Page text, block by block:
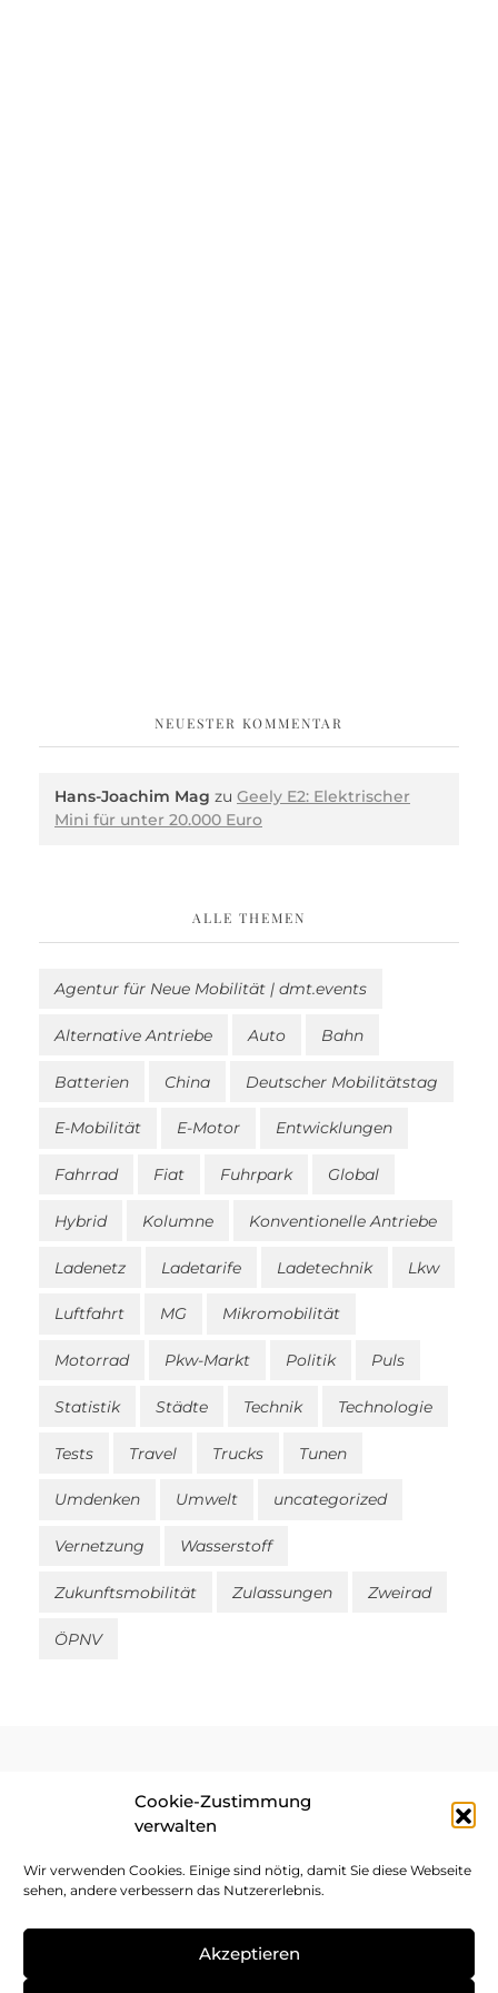
Cookie-Zustimmung
verwalten
Wir verwenden Cookies. Einige sind nötig, damit Sie diese Webseite
sehen, andere verbessern das Nutzererlebnis.
Akzeptieren
NEUESTER KOMMENTAR
Hans-Joachim Mag zu Geely E2: Elektrischer
Mini für unter 20.000 Euro
ALLE THEMEN
Agentur für Neue Mobilität | dmt.events
Alternative Antriebe Auto Bahn
Batterien China Deutscher Mobilitätstag
E-Mobilität E-Motor Entwicklungen
Fahrrad Fiat Fuhrpark Global
Hybrid Kolumne Konventionelle Antriebe
Ladenetz Ladetarife Ladetechnik Lkw
Luftfahrt MG Mikromobilität
Motorrad Pkw-Markt Politik Puls
Statistik Städte Technik Technologie
Tests Travel Trucks Tunen
Umdenken Umwelt uncategorized
Vernetzung Wasserstoff
Zukunftsmobilität Zulassungen Zweirad
ÖPNV
Impressum
Datenschutz
Cookie-Richtlinie